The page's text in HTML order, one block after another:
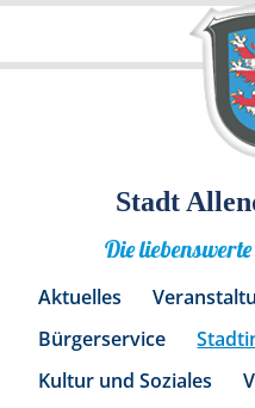
Stadt
Die
Aktuelles
Bürgerservice
Kultur und Soziales